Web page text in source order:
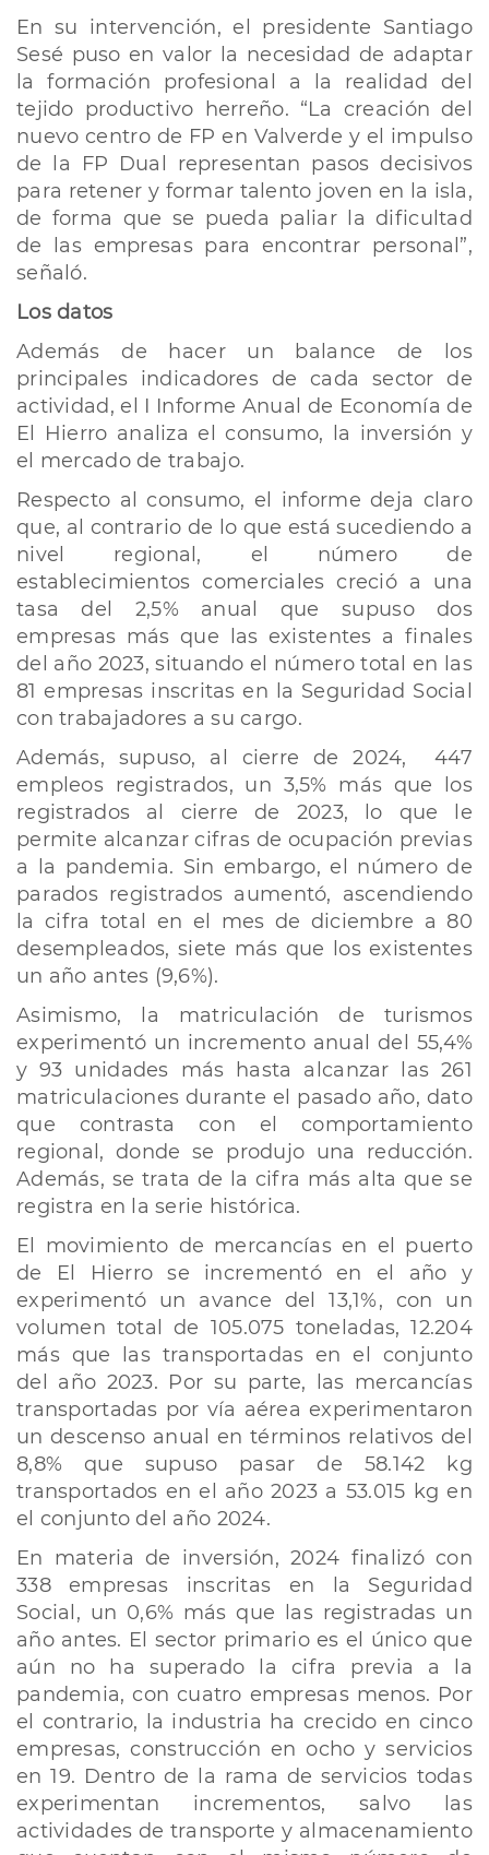
En su intervención, el presidente Santiago
Sesé puso en valor la necesidad de adaptar
la formación profesional a la realidad del
tejido productivo herreño. “La creación del
nuevo centro de FP en Valverde y el impulso
de la FP Dual representan pasos decisivos
para retener y formar talento joven en la isla,
de forma que se pueda paliar la dificultad
de las empresas para encontrar personal”,
señaló.
Los datos
Además de hacer un balance de los
principales indicadores de cada sector de
actividad, el I Informe Anual de Economía de
El Hierro analiza el consumo, la inversión y
el mercado de trabajo.
Respecto al consumo, el informe deja claro
que, al contrario de lo que está sucediendo a
nivel regional, el número de
establecimientos comerciales creció a una
tasa del 2,5% anual que supuso dos
empresas más que las existentes a finales
del año 2023, situando el número total en las
81 empresas inscritas en la Seguridad Social
con trabajadores a su cargo.
Además, supuso, al cierre de 2024, 447
empleos registrados, un 3,5% más que los
registrados al cierre de 2023, lo que le
permite alcanzar cifras de ocupación previas
a la pandemia. Sin embargo, el número de
parados registrados aumentó, ascendiendo
la cifra total en el mes de diciembre a 80
desempleados, siete más que los existentes
un año antes (9,6%).
Asimismo, la matriculación de turismos
experimentó un incremento anual del 55,4%
y 93 unidades más hasta alcanzar las 261
matriculaciones durante el pasado año, dato
que contrasta con el comportamiento
regional, donde se produjo una reducción.
Además, se trata de la cifra más alta que se
registra en la serie histórica.
El movimiento de mercancías en el puerto
de El Hierro se incrementó en el año y
experimentó un avance del 13,1%, con un
volumen total de 105.075 toneladas, 12.204
más que las transportadas en el conjunto
del año 2023. Por su parte, las mercancías
transportadas por vía aérea experimentaron
un descenso anual en términos relativos del
8,8% que supuso pasar de 58.142 kg
transportados en el año 2023 a 53.015 kg en
el conjunto del año 2024.
En materia de inversión, 2024 finalizó con
338 empresas inscritas en la Seguridad
Social, un 0,6% más que las registradas un
año antes. El sector primario es el único que
aún no ha superado la cifra previa a la
pandemia, con cuatro empresas menos. Por
el contrario, la industria ha crecido en cinco
empresas, construcción en ocho y servicios
en 19. Dentro de la rama de servicios todas
experimentan incrementos, salvo las
actividades de transporte y almacenamiento